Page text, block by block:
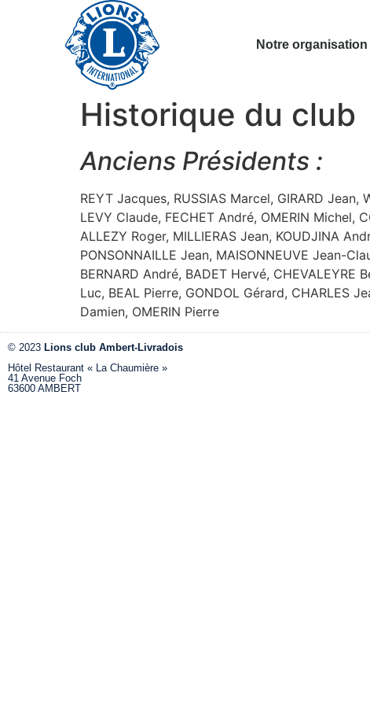
Notre organisation
Historique du club
Anciens Présidents :
REYT Jacques, RUSSIAS Marcel, GIRARD Jean,
LEVY Claude, FECHET André, OMERIN Michel,
ALLEZY Roger, MILLIERAS Jean, KOUDJINA
PONSONNAILLE Jean, MAISONNEUVE Jean-
BERNARD André, BADET Hervé, CHEVALEYRE
Luc, BEAL Pierre, GONDOL Gérard, CHARLES
Damien, OMERIN Pierre
© 2023 Lions club Ambert-Livradois
Hôtel Restaurant « La Chaumière »
41 Avenue Foch
63600 AMBERT